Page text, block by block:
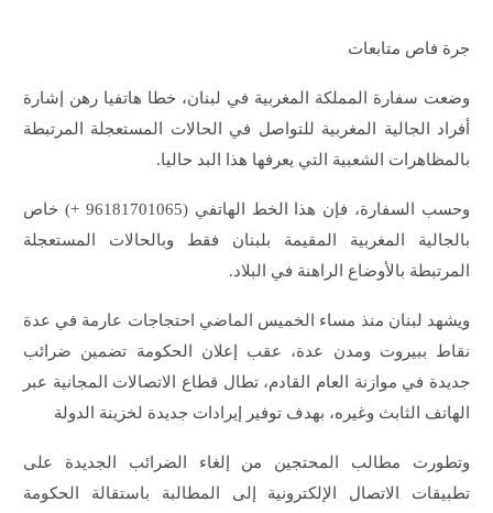
جرة فاص متابعات
وضعت سفارة المملكة المغربية في لبنان، خطا هاتفيا رهن إشارة
أفراد الجالية المغربية للتواصل في الحالات المستعجلة المرتبطة
بالمظاهرات الشعبية التي يعرفها هذا البد حاليا.
وحسب السفارة، فإن هذا الخط الهاتفي (96181701065 +) خاص
بالجالية المغربية المقيمة بلبنان فقط وبالحالات المستعجلة
المرتبطة بالأوضاع الراهنة في البلاد.
ويشهد لبنان منذ مساء الخميس الماضي احتجاجات عارمة في عدة
نقاط ببيروت ومدن عدة، عقب إعلان الحكومة تضمين ضرائب
جديدة في موازنة العام القادم، تطال قطاع الاتصالات المجانية عبر
الهاتف الثابث وغيره، بهدف توفير إيرادات جديدة لخزينة الدولة
وتطورت مطالب المحتجين من إلغاء الضرائب الجديدة على
تطبيقات الاتصال الإلكترونية إلى المطالبة باستقالة الحكومة